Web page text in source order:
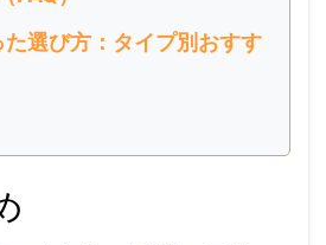
選び方：タイプ別おすす